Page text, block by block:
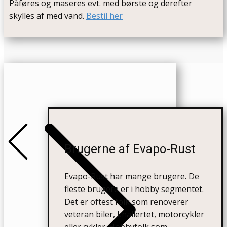
Påføres og maseres evt. med børste og derefter
skylles af med vand. Bestil her
+Previous
Brugerne af Evapo-Rust
Evapo-Rust har mange brugere. De
fleste brugere er i hobby segmentet.
Det er oftest folk som renoverer
veteran biler, knallertet, motorcykler